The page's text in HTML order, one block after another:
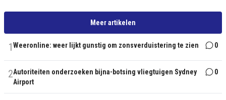
Meer artikelen
1Weeronline: weer lijkt gunstig om zonsverduistering te zien 0
2Autoriteiten onderzoeken bijna-botsing vliegtuigen Sydney
Airport
0